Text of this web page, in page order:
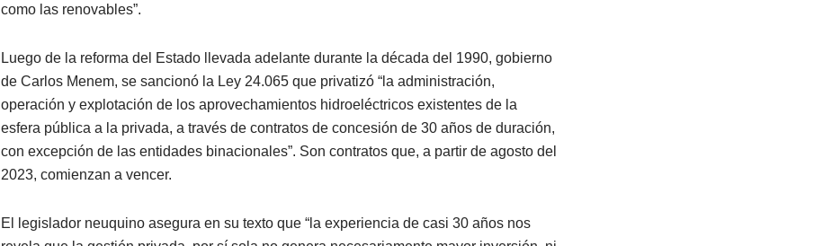
como las renovables”.
Luego de la reforma del Estado llevada adelante durante la década del 1990, gobierno
de Carlos Menem, se sancionó la Ley 24.065 que privatizó “la administración,
operación y explotación de los aprovechamientos hidroeléctricos existentes de la
esfera pública a la privada, a través de contratos de concesión de 30 años de duración,
con excepción de las entidades binacionales”. Son contratos que, a partir de agosto del
2023, comienzan a vencer.
El legislador neuquino asegura en su texto que “la experiencia de casi 30 años nos